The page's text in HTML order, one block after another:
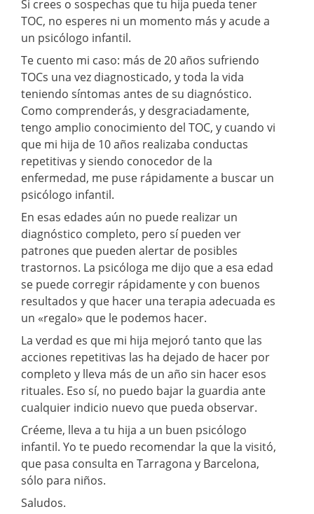
Si crees o sospechas que tu hija pueda tener
TOC, no esperes ni un momento más y acude a
un psicólogo infantil.
Te cuento mi caso: más de 20 años sufriendo
TOCs una vez diagnosticado, y toda la vida
teniendo síntomas antes de su diagnóstico.
Como comprenderás, y desgraciadamente,
tengo amplio conocimiento del TOC, y cuando vi
que mi hija de 10 años realizaba conductas
repetitivas y siendo conocedor de la
enfermedad, me puse rápidamente a buscar un
psicólogo infantil.
En esas edades aún no puede realizar un
diagnóstico completo, pero sí pueden ver
patrones que pueden alertar de posibles
trastornos. La psicóloga me dijo que a esa edad
se puede corregir rápidamente y con buenos
resultados y que hacer una terapia adecuada es
un «regalo» que le podemos hacer.
La verdad es que mi hija mejoró tanto que las
acciones repetitivas las ha dejado de hacer por
completo y lleva más de un año sin hacer esos
rituales. Eso sí, no puedo bajar la guardia ante
cualquier indicio nuevo que pueda observar.
Créeme, lleva a tu hija a un buen psicólogo
infantil. Yo te puedo recomendar la que la visitó,
que pasa consulta en Tarragona y Barcelona,
sólo para niños.
Saludos.